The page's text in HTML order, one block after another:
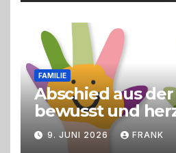
FAMILIE
Abschied aus
bewusst und
gestalten
9. JUNI 2026 FRANK